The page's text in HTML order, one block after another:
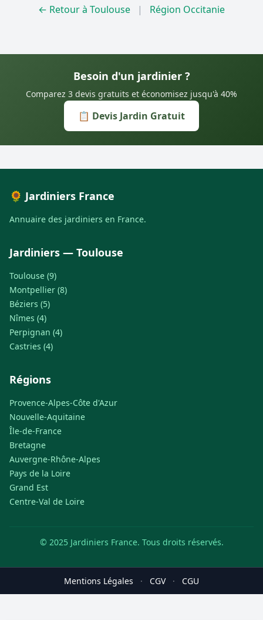
← Retour à Toulouse | Région Occitanie
Besoin d'un jardinier ?
Comparez 3 devis gratuits et économisez jusqu'à 40%
📋 Devis Jardin Gratuit
🌻 Jardiniers France
Annuaire des jardiniers en France.
Jardiniers — Toulouse
Toulouse (9)
Montpellier (8)
Béziers (5)
Nîmes (4)
Perpignan (4)
Castries (4)
Régions
Provence-Alpes-Côte d'Azur
Nouvelle-Aquitaine
Île-de-France
Bretagne
Auvergne-Rhône-Alpes
Pays de la Loire
Grand Est
Centre-Val de Loire
© 2025 Jardiniers France. Tous droits réservés.
Mentions Légales · CGV · CGU